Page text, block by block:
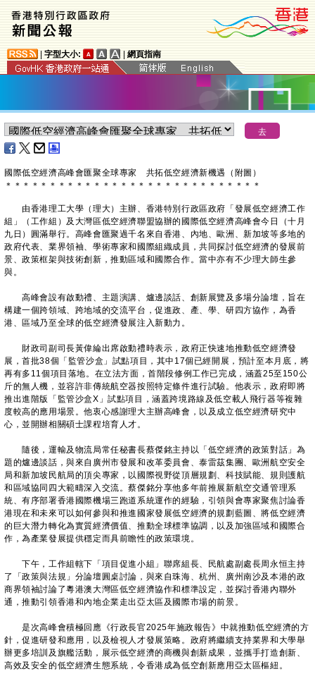
字型大小: 網頁指南
國際低空經濟高峰會匯聚全球專家 共拓低空經濟新機遇（附圖）
＊ ＊ ＊ ＊ ＊ ＊ ＊ ＊ ＊ ＊ ＊ ＊ ＊ ＊ ＊ ＊ ＊ ＊ ＊ ＊ ＊ ＊ ＊ ＊ ＊ ＊ ＊ ＊ ＊
由香港理工大學（理大）主辦、香港特別行政區政府「發展低空經濟工作
組」（工作組）及大灣區低空經濟聯盟協辦的國際低空經濟高峰會今日（十月
九日）圓滿舉行。高峰會匯聚過千名來自香港、內地、歐洲、新加坡等多地的
政府代表、業界領袖、學術專家和國際組織成員，共同探討低空經濟的發展前
景、政策框架與技術創新，推動區域和國際合作。當中亦有不少理大師生參
與。
高峰會設有啟動禮、主題演講、爐邊談話、創新展覽及多場分論壇，旨在
構建一個跨領域、跨地域的交流平台，促進政、產、學、研四方協作，為香
港、區域乃至全球的低空經濟發展注入新動力。
財政司副司長黃偉綸出席啟動禮時表示，政府正快速地推動低空經濟發
展，首批38個「監管沙盒」試點項目，其中17個已經開展，預計至本月底，將
再有多11個項目落地。在立法方面，首階段修例工作已完成，涵蓋25至150公
斤的無人機，並容許非傳統航空器按照特定條件進行試驗。他表示，政府即將
推出進階版「監管沙盒X」試點項目，涵蓋跨境路線及低空載人飛行器等複雜
度較高的應用場景。他衷心感謝理大主辦高峰會，以及成立低空經濟研究中
心，並開辦相關碩士課程培育人才。
隨後，運輸及物流局常任秘書長蔡傑銘主持以「低空經濟的政策對話」為
題的爐邊談話，與來自廣州市發展和改革委員會、泰雷茲集團、歐洲航空安全
局和新加坡民航局的頂尖專家，以國際視野從頂層規劃、科技賦能、規則護航
和區域協同四大範疇深入交流。蔡傑銘分享他多年前推展新航空交通管理系
統、有序部署香港國際機場三跑道系統運作的經驗，引領與會專家聚焦討論香
港現在和未來可以如何參與和推進國家發展低空經濟的規劃藍圖、將低空經濟
的巨大潛力轉化為實質經濟價值、推動全球標準協調，以及加強區域和國際合
作，為產業發展提供穩定而具前瞻性的政策環境。
下午，工作組轄下「項目促進小組」聯席組長、民航處副處長周永恒主持
了「政策與法規」分論壇圓桌討論，與來自珠海、杭州、廣州南沙及本港的政
商界領袖討論了粵港澳大灣區低空經濟協作和標準設定，並探討香港內聯外
通，推動引領香港和內地企業走出亞太區及國際市場的前景。
是次高峰會積極回應《行政長官2025年施政報告》中就推動低空經濟的方
針，促進研發和應用，以及檢視人才發展策略。政府將繼續支持業界和大學舉
辦更多培訓及旗艦活動，展示低空經濟的商機與創新成果，並攜手打造創新、
高效及安全的低空經濟生態系統，令香港成為低空創新應用亞太區樞紐。